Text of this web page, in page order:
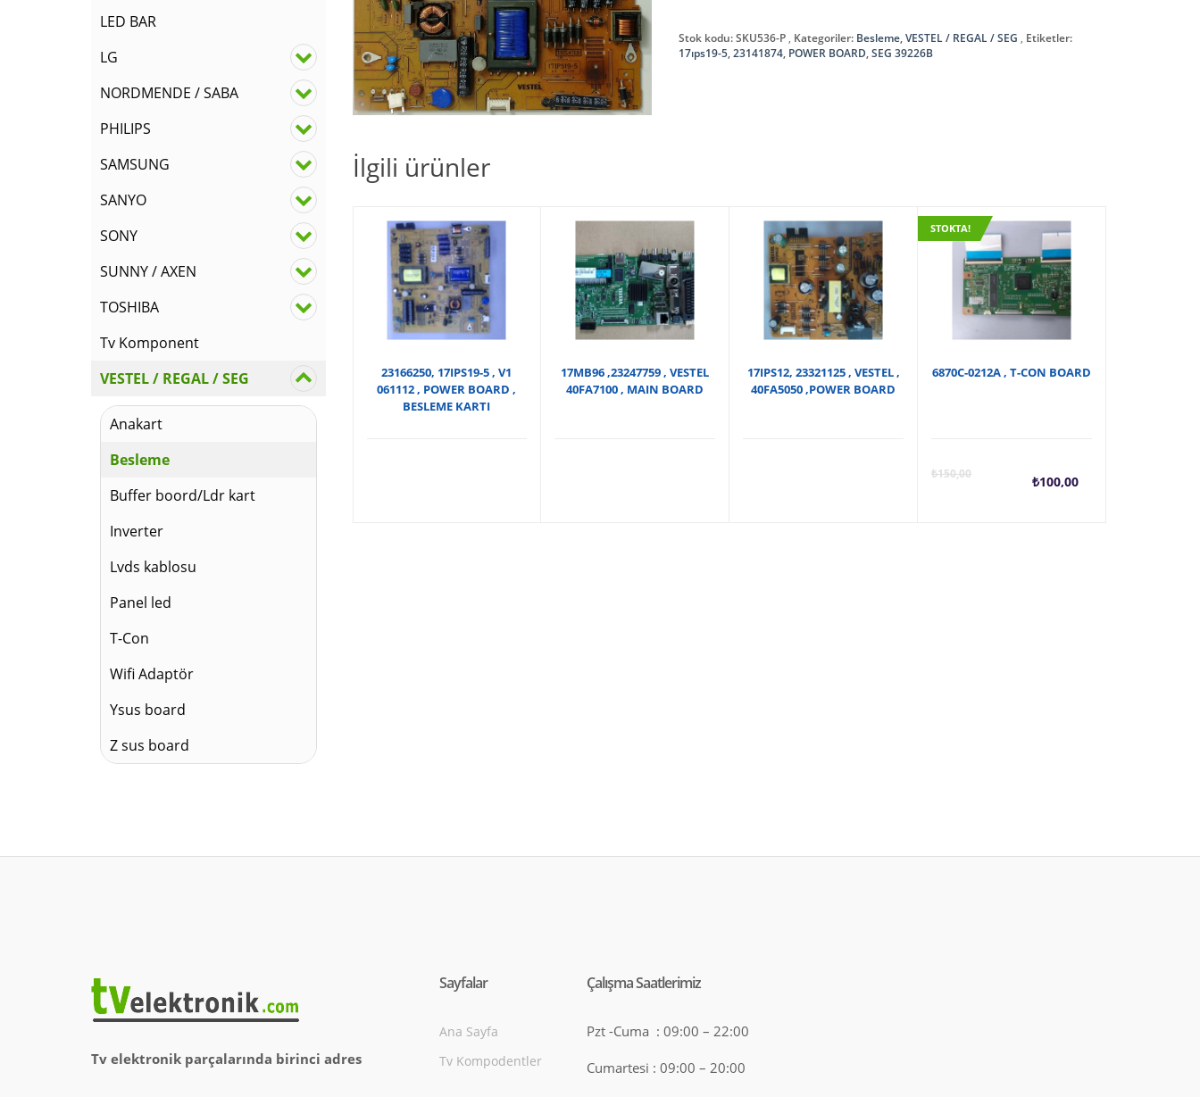
Stok kodu:SKU536-P Kategoriler: Besleme,VESTEL / REGAL / SEG
Etiketler:
17ıps19-5,23141874, POWER BOARD,SEG 39226B
İlgili ürünler
23166250, 17IPS19-5 , V1
061112 , POWER BOARD ,
BESLEME KARTI
17MB96 ,23247759 , VESTEL
40FA7100 , MAIN BOARD
17IPS12, 23321125 , VESTEL ,
40FA5050 ,POWER BOARD
STOKTA!
6870C-0212A , T-CON BOARD
₺150,00 ₺100,00
Şu
LED BAR
LG
NORDMENDE / SABA
PHILIPS
SAMSUNG
SANYO
SONY
SUNNY / AXEN
TOSHIBA
Tv Komponent
VESTEL / REGAL / SEG
Anakart
Besleme
Buffer boord/Ldr kart
Inverter
Lvds kablosu
Panel led
T-Con
Wifi Adaptör
Ysus board
Z sus board
Tv elektronik parçalarında birinci adres
Sayfalar
Ana Sayfa
Tv Kompodentler
Çalışma Saatlerimiz
Pzt -Cuma : 09:00 – 22:00
Cumartesi : 09:00 – 20:00